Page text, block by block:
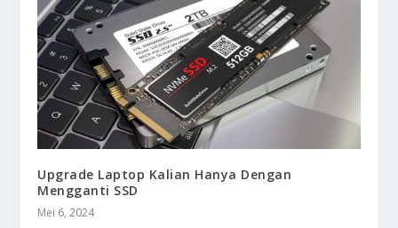
Upgrade Laptop Kalian Hanya Dengan
Mengganti SSD
Mei 6, 2024